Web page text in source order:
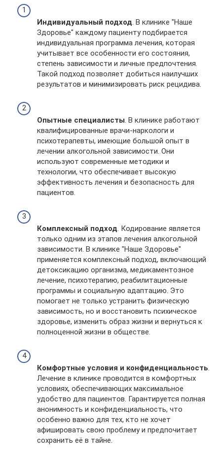
Индивидуальный подход. В клинике "Наше
Здоровье" каждому пациенту подбирается
индивидуальная программа лечения, которая
учитывает все особенности его состояния,
степень зависимости и личные предпочтения.
Такой подход позволяет добиться наилучших
результатов и минимизировать риск рецидива.
Опытные специалисты. В клинике работают
квалифицированные врачи-наркологи и
психотерапевты, имеющие большой опыт в
лечении алкогольной зависимости. Они
используют современные методики и
технологии, что обеспечивает высокую
эффективность лечения и безопасность для
пациентов.
Комплексный подход. Кодирование является
только одним из этапов лечения алкогольной
зависимости. В клинике "Наше Здоровье"
применяется комплексный подход, включающий
детоксикацию организма, медикаментозное
лечение, психотерапию, реабилитационные
программы и социальную адаптацию. Это
помогает не только устранить физическую
зависимость, но и восстановить психическое
здоровье, изменить образ жизни и вернуться к
полноценной жизни в обществе.
Комфортные условия и конфиденциальность.
Лечение в клинике проводится в комфортных
условиях, обеспечивающих максимальное
удобство для пациентов. Гарантируется полная
анонимность и конфиденциальность, что
особенно важно для тех, кто не хочет
афишировать свою проблему и предпочитает
сохранить её в тайне.